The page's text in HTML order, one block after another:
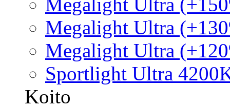
Megalight Ultra
Megalight Ultra
Sportlight Ultra
Koito